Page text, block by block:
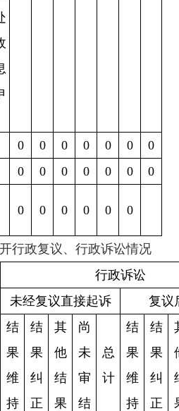
0 0 0 0 0 0
0
0 0 0 0 0 0
0
0 0 0 0 0 0
行政复议、行政诉讼情况
行政诉讼
未经复议直接起诉
复议
结
果
维
持
结
果
纠
正
其
他
结
果
尚
未
审
结
总
计
结
果
维
持
结
果
纠
正